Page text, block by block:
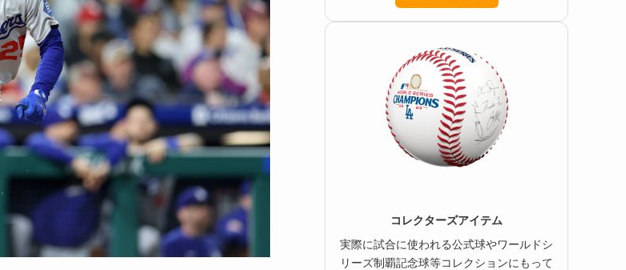
コレクターズアイテム
実際に試合に使われる公式球やワールドシ
リーズ制覇記念球等コレクションにもって